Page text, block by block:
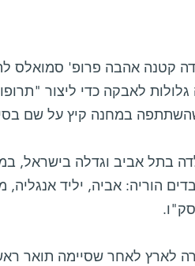
קטנה אהבה פרופ' סמואלס
גלולות לאבקה כדי ליצור
בתל אביב וגדלה בישראל,
הוריה: אביה, יליד
לארץ לאחר שסיימה תואר